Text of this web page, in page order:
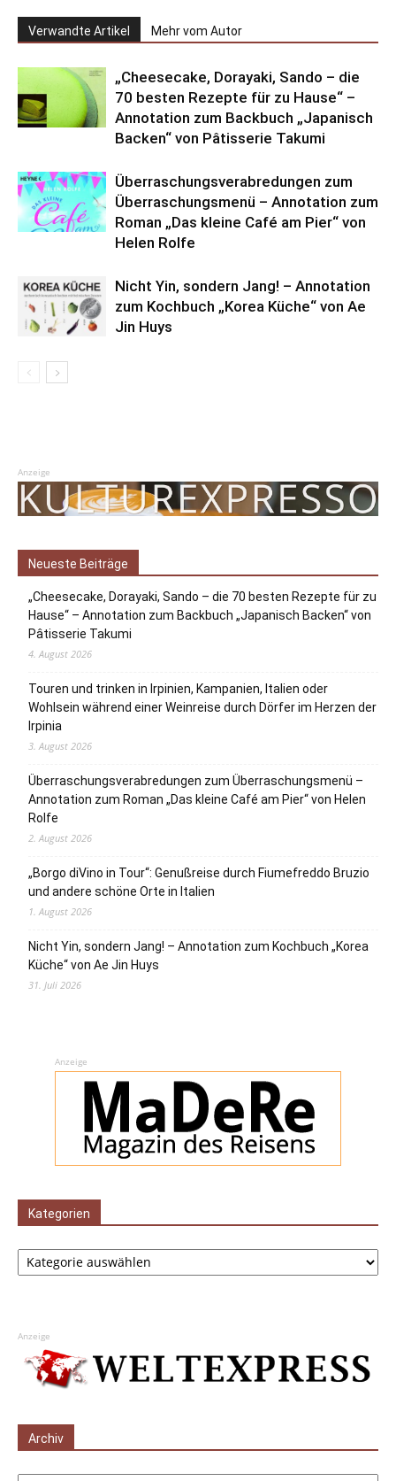
Verwandte Artikel Mehr vom Autor
„Cheesecake, Dorayaki, Sando – die
70 besten Rezepte für zu Hause“ –
Annotation zum Backbuch „Japanisch
Backen“ von Pâtisserie Takumi
Überraschungsverabredungen zum
Überraschungsmenü – Annotation zum
Roman „Das kleine Café am Pier“ von
Helen Rolfe
Nicht Yin, sondern Jang! – Annotation
zum Kochbuch „Korea Küche“ von Ae
Jin Huys
Anzeige
Neueste Beiträge
„Cheesecake, Dorayaki, Sando – die 70 besten Rezepte für zu
Hause“ – Annotation zum Backbuch „Japanisch Backen“ von
Pâtisserie Takumi
4. August 2026
Touren und trinken in Irpinien, Kampanien, Italien oder
Wohlsein während einer Weinreise durch Dörfer im Herzen der
Irpinia
3. August 2026
Überraschungsverabredungen zum Überraschungsmenü –
Annotation zum Roman „Das kleine Café am Pier“ von Helen
Rolfe
2. August 2026
„Borgo diVino in Tour“: Genußreise durch Fiumefreddo Bruzio
und andere schöne Orte in Italien
1. August 2026
Nicht Yin, sondern Jang! – Annotation zum Kochbuch „Korea
Küche“ von Ae Jin Huys
31. Juli 2026
Anzeige
Kategorien
Kategorien
Anzeige
Archiv
Archiv